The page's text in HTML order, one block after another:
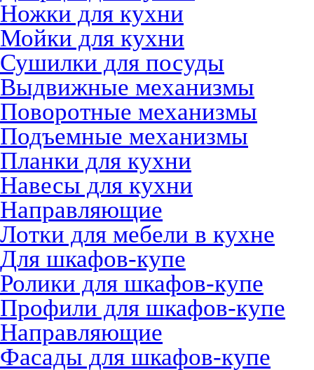
Ножки для кухни
Мойки для кухни
Сушилки для посуды
Выдвижные механизмы
Поворотные механизмы
Подъемные механизмы
Планки для кухни
Навесы для кухни
Направляющие
Лотки для мебели в кухне
Для шкафов-купе
Ролики для шкафов-купе
Профили для шкафов-купе
Направляющие
Фасады для шкафов-купе